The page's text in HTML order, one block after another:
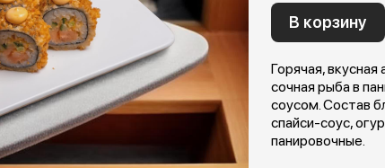
В корзину
Горячая,
сочная рыба в
соусом. Состав
спайси-соус,
панировочные.